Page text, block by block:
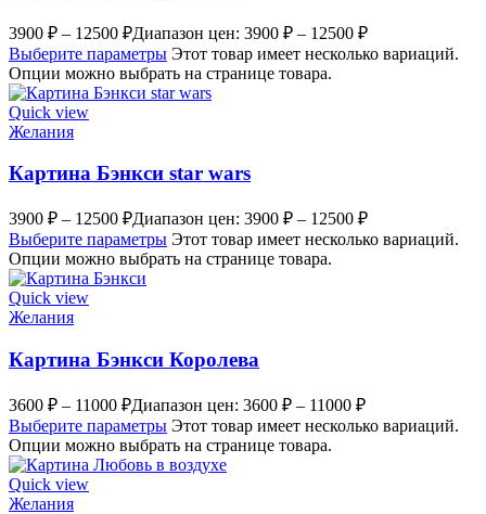
3900 ₽ – 12500 ₽Диапазон цен: 3900 ₽ – 12500 ₽
Выберите параметры Этот товар имеет несколько вариаций.
Опции можно выбрать на странице товара.
Quick view
Желания
Картина Бэнкси star wars
3900 ₽ – 12500 ₽Диапазон цен: 3900 ₽ – 12500 ₽
Выберите параметры Этот товар имеет несколько вариаций.
Опции можно выбрать на странице товара.
Quick view
Желания
Картина Бэнкси Королева
3600 ₽ – 11000 ₽Диапазон цен: 3600 ₽ – 11000 ₽
Выберите параметры Этот товар имеет несколько вариаций.
Опции можно выбрать на странице товара.
Quick view
Желания